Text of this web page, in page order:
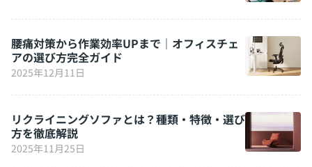
腰痛対策から作業効率UPまで｜オフィスチェ
アの選び方完全ガイド
2025年12月11日
リクライニングソファとは？種類・特徴・選び
方を徹底解説
2025年11月25日